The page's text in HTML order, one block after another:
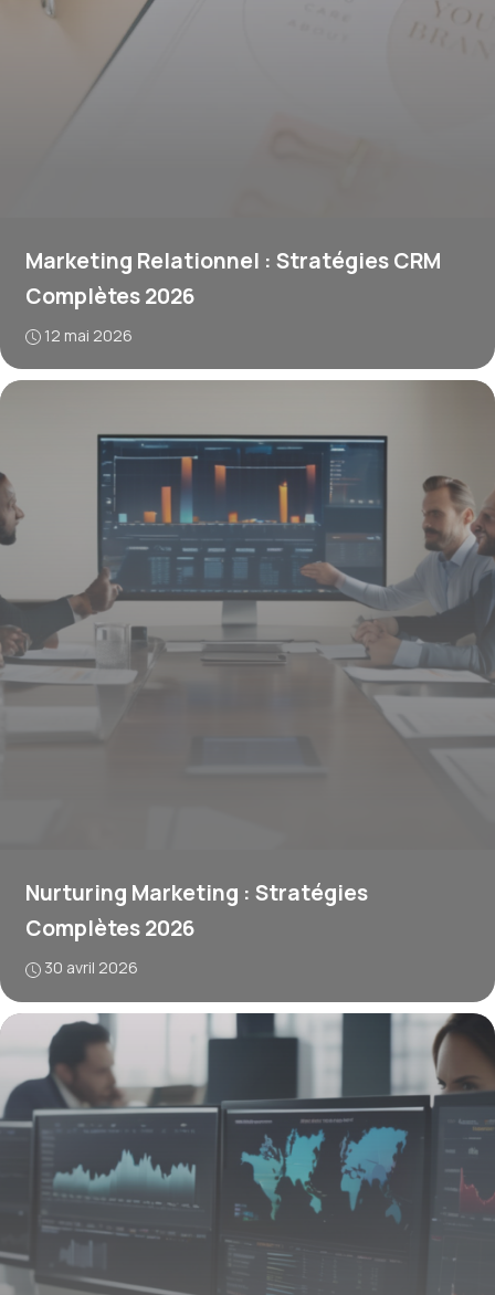
Marketing Relationnel : Stratégies CRM
Complètes 2026
12 mai 2026
Nurturing Marketing : Stratégies
Complètes 2026
30 avril 2026